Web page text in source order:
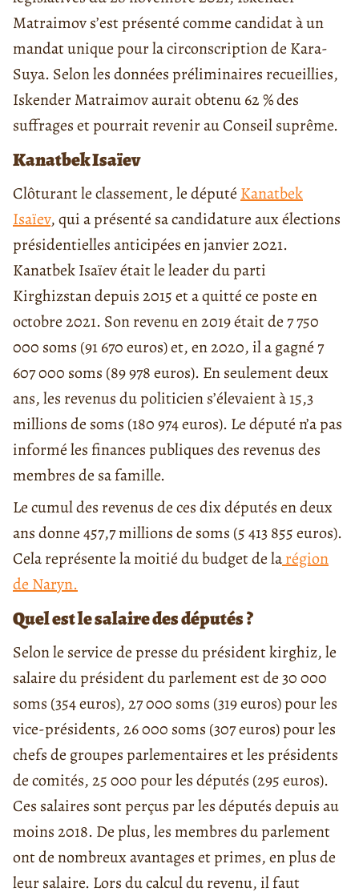
Matraimov s’est présenté comme candidat à un
mandat unique pour la circonscription de Kara-
Suya. Selon les données préliminaires recueillies,
Iskender Matraimov aurait obtenu 62 % des
suffrages et pourrait revenir au Conseil suprême.
Kanatbek Isaïev
Clôturant le classement, le député Kanatbek
Isaïev, qui a présenté sa candidature aux élections
présidentielles anticipées en janvier 2021.
Kanatbek Isaïev était le leader du parti
Kirghizstan depuis 2015 et a quitté ce poste en
octobre 2021. Son revenu en 2019 était de 7 750
000 soms (91 670 euros) et, en 2020, il a gagné 7
607 000 soms (89 978 euros). En seulement deux
ans, les revenus du politicien s’élevaient à 15,3
millions de soms (180 974 euros). Le député n’a pas
informé les finances publiques des revenus des
membres de sa famille.
Le cumul des revenus de ces dix députés en deux
ans donne 457,7 millions de soms (5 413 855 euros).
Cela représente la moitié du budget de larégion
de Naryn.
Quel est le salaire des députés ?
Selon le service de presse du président kirghiz, le
salaire du président du parlement est de 30 000
soms (354 euros), 27 000 soms (319 euros)pour les
vice-présidents, 26 000 soms (307 euros)pour les
chefs de groupes parlementaires et les présidents
de comités, 25 000 pour les députés (295 euros).
Ces salaires sont perçus par les députés depuis au
moins 2018. De plus, les membres du parlement
ont de nombreux avantages et primes, en plus de
leur salaire. Lors du calcul du revenu, il faut